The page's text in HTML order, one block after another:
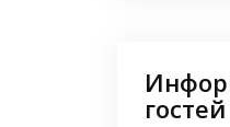
гостей